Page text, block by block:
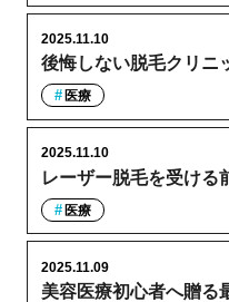
後悔しない脱毛クリニ
2025.11.10
医療
レーザー脱毛を受ける
2025.11.10
医療
美容医療初心者へ贈る
2025.11.09